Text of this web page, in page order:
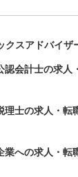
クスアドバイザ
認会計士の求人
理士の求人・転
業への求人・転